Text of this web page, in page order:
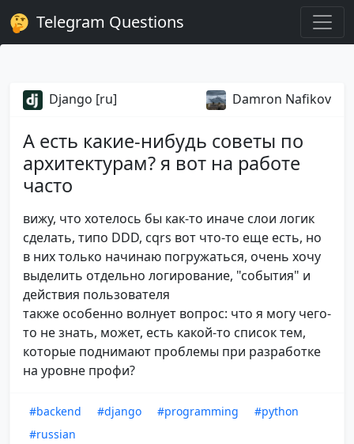
Telegram Questions
Django [ru] Damron Nafikov
А есть какие-нибудь советы по
архитектурам? я вот на работе
часто
вижу, что хотелось бы как-то иначе слои логик
сделать, типо DDD, cqrs вот что-то еще есть, но
в них только начинаю погружаться, очень хочу
выделить отдельно логирование, "события" и
действия пользователя
также особенно волнует вопрос: что я могу чего-
то не знать, может, есть какой-то список тем,
которые поднимают проблемы при разработке
на уровне профи?
#backend #django #programming
#python
#russian